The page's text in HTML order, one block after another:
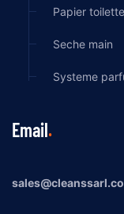
Papier toilette
Seche main
Systeme
Email